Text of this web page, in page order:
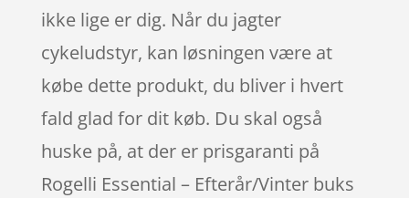
ikke lige er dig. Når du jagter
cykeludstyr, kan løsningen være at
købe dette produkt, du bliver i hvert
fald glad for dit køb. Du skal også
huske på, at der er prisgaranti på
Rogelli Essential – Efterår/Vinter buks